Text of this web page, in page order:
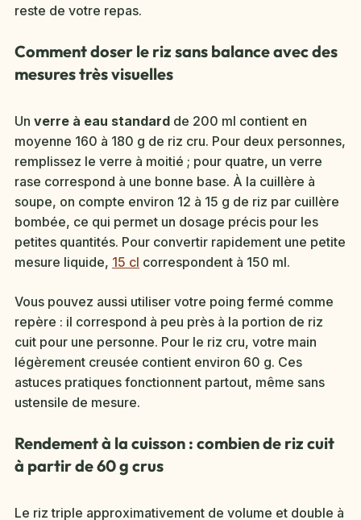
reste de votre repas.
Comment doser le riz sans balance avec des
mesures très visuelles
Un verre à eau standard de 200 ml contient en
moyenne 160 à 180 g de riz cru. Pour deux personnes,
remplissez le verre à moitié ; pour quatre, un verre
rase correspond à une bonne base. À la cuillère à
soupe, on compte environ 12 à 15 g de riz par cuillère
bombée, ce qui permet un dosage précis pour les
petites quantités. Pour convertir rapidement une petite
mesure liquide, 15 cl correspondent à 150 ml.
Vous pouvez aussi utiliser votre poing fermé comme
repère : il correspond à peu près à la portion de riz
cuit pour une personne. Pour le riz cru, votre main
légèrement creusée contient environ 60 g. Ces
astuces pratiques fonctionnent partout, même sans
ustensile de mesure.
Rendement à la cuisson : combien de riz cuit
à partir de 60 g crus
Le riz triple approximativement de volume et double à